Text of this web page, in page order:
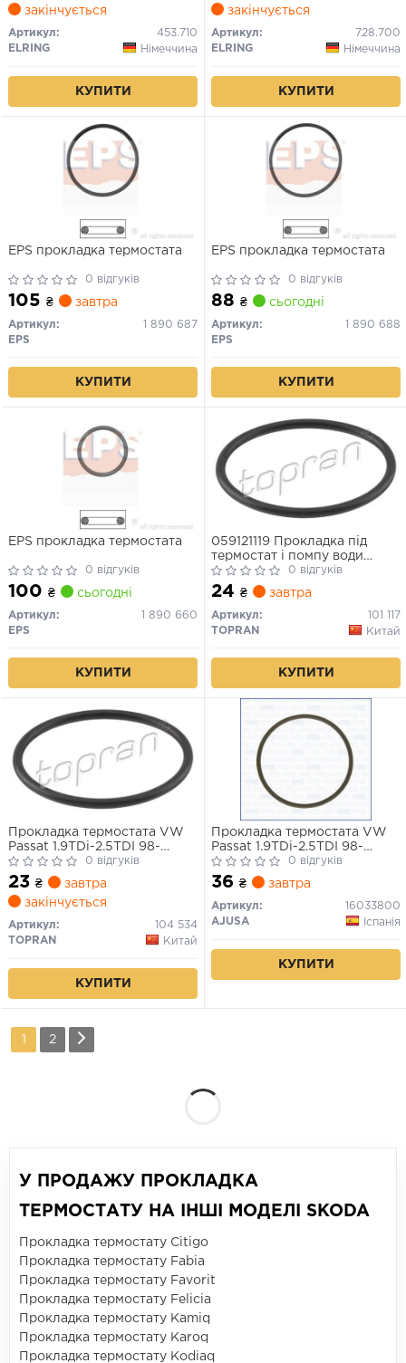
закінчується
Артикул:
453.710
ELRING
Німеччина
КУПИТИ
закінчується
Артикул:
728.700
ELRING
Німеччина
КУПИТИ
EPS прокладка термостата
0 відгуків
105 ₴ завтра
Артикул:
1 890 687
EPS
КУПИТИ
EPS прокладка термостата
0 відгуків
88 ₴ сьогодні
Артикул:
1 890 688
EPS
КУПИТИ
EPS прокладка термостата
0 відгуків
100 ₴ сьогодні
Артикул:
1 890 660
EPS
КУПИТИ
059121119 Прокладка під
термостат і помпу води
(серед) VW/AUDI
0 відгуків
24 ₴ завтра
Артикул:
101 117
TOPRAN
Китай
КУПИТИ
Прокладка термостата VW
Passat 1.9TDi-2.5TDI 98-
(більша)
0 відгуків
23 ₴
завтра
закінчується
Артикул:
104 534
TOPRAN
Китай
КУПИТИ
Прокладка термостата VW
Passat 1.9TDi-2.5TDI 98-
(більша)
0 відгуків
36 ₴ завтра
Артикул:
16033800
AJUSA
Іспанія
КУПИТИ
1 2
У ПРОДАЖУ ПРОКЛАДКА
ТЕРМОСТАТУ НА ІНШІ МОДЕЛІ SKODA
Прокладка термостату Citigo
Прокладка термостату Fabia
Прокладка термостату Favorit
Прокладка термостату Felicia
Прокладка термостату Kamiq
Прокладка термостату Karoq
Прокладка термостату Kodiaq